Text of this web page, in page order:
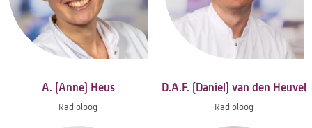
A. (Anne) Heus
Radioloog
D.A.F. (Daniel) van den Heuvel
Radioloog